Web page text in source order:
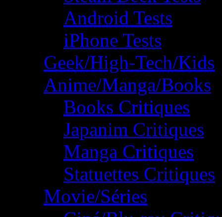
Android Tests
iPhone Tests
Geek/High-Tech/Kids
Anime/Manga/Books
Books Critiques
Japanim Critiques
Manga Critiques
Statuettes Critiques
Movie/Séries